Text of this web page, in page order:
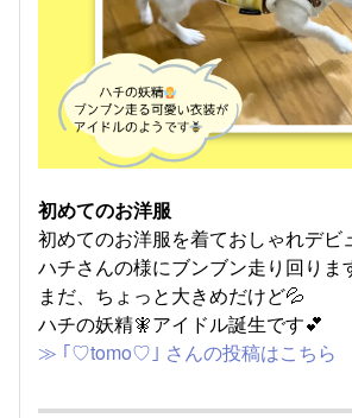
初めてのお洋服
初めてのお洋服を着ておしゃれデビ
ハチさんの様にブンブン走り回りま
まだ、ちょっと大きめだけど💦
ハチの妖精🧚アイドル誕生です💕
≫ ｢♡tomo♡｣ さんの投稿はこちら